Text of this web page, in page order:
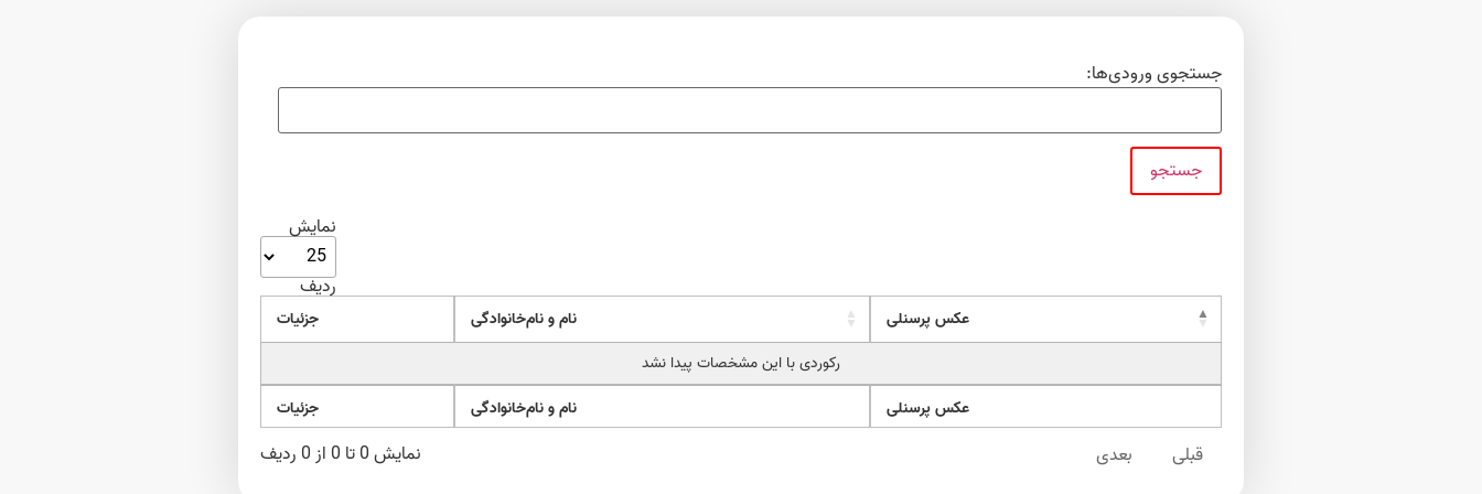
جستجوی ورودی‌ها:
نمایش
ردیف
عکس پرسنلی نام و نام‌خانوادگی
جزئیات
عکس پرسنلی
نام و نام‌خانوادگی جزئیات
رکوردی با این مشخصات پیدا نشد
عکس پرسنلی
نام و نام‌خانوادگی جزئیات
نمایش 0 تا 0 از 0 ردیف قبلی بعدی